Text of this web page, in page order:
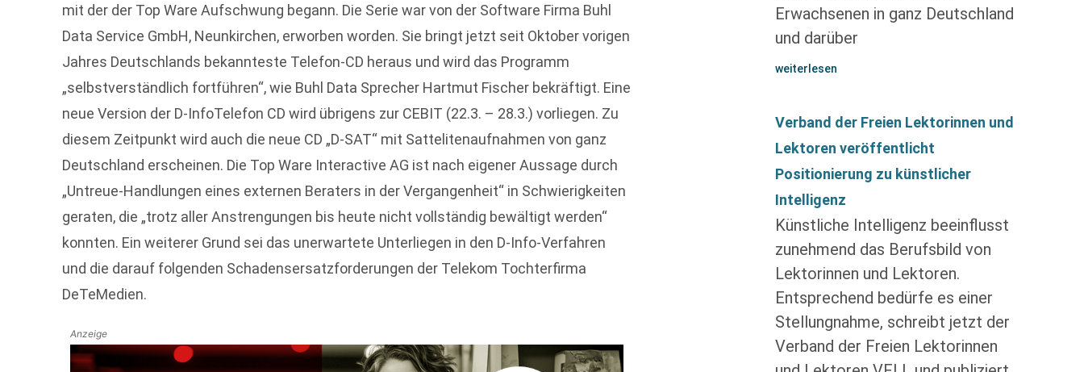
mit der der Top Ware Aufschwung begann. Die Serie war von der Software Firma Buhl
Data Service GmbH, Neunkirchen, erworben worden. Sie bringt jetzt seit Oktober vorigen
Jahres Deutschlands bekannteste Telefon-CD heraus und wird das Programm
„selbstverständlich fortführen“, wie Buhl Data Sprecher Hartmut Fischer bekräftigt. Eine
neue Version der D-InfoTelefon CD wird übrigens zur CEBIT (22.3. – 28.3.) vorliegen. Zu
diesem Zeitpunkt wird auch die neue CD „D-SAT“ mit Sattelitenaufnahmen von ganz
Deutschland erscheinen. Die Top Ware Interactive AG ist nach eigener Aussage durch
„Untreue-Handlungen eines externen Beraters in der Vergangenheit“ in Schwierigkeiten
geraten, die „trotz aller Anstrengungen bis heute nicht vollständig bewältigt werden“
konnten. Ein weiterer Grund sei das unerwartete Unterliegen in den D-Info-Verfahren
und die darauf folgenden Schadensersatzforderungen der Telekom Tochterfirma
DeTeMedien.
Anzeige
Erwachsenen in ganz Deutschland
und darüber
weiterlesen
Verband der Freien Lektorinnen und
Lektoren veröffentlicht
Positionierung zu künstlicher
Intelligenz
Künstliche Intelligenz beeinflusst
zunehmend das Berufsbild von
Lektorinnen und Lektoren.
Entsprechend bedürfe es einer
Stellungnahme, schreibt jetzt der
Verband der Freien Lektorinnen